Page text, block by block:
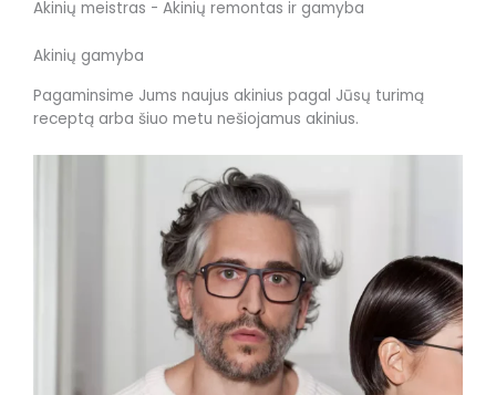
Akinių meistras - Akinių remontas ir gamyba
Akinių gamyba
Pagaminsime Jums naujus akinius pagal Jūsų turimą
receptą arba šiuo metu nešiojamus akinius.